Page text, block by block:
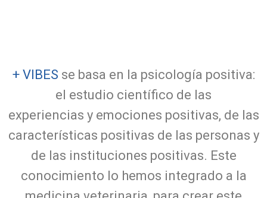
+ VIBES se basa en la psicología positiva:
el estudio científico de las
experiencias y emociones positivas, de las
características positivas de las personas y
de las instituciones positivas. Este
conocimiento lo hemos integrado a la